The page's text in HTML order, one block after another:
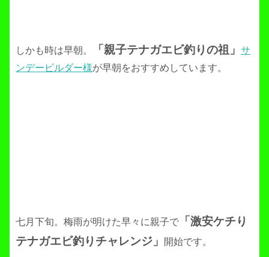
しかも時は早朝。 「親子テナガエビ釣りの祖」 サ
ンデービルダー様が早朝をおすすめしています。
七月下旬。梅雨が明けた早々に親子で
「激安ケチり
テナガエビ釣りチャレンジ」
開始です。